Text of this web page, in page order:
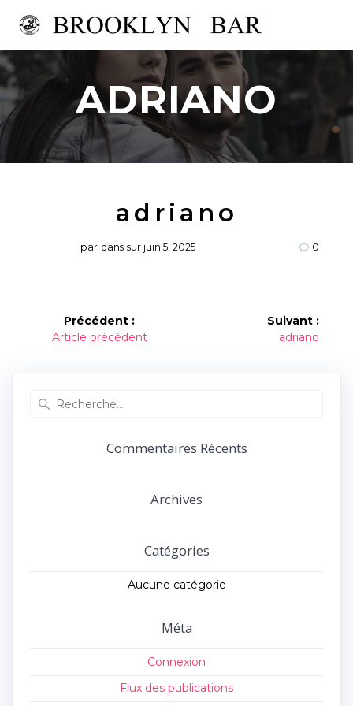
au
ADRIANO
adriano
par dans sur juin 5, 2025 0
Navigation
Précédent :
Article
Article précédent
Suivant :
Article
adriano
Commentaires Récents
Archives
Catégories
Aucune catégorie
Méta
Connexion
Flux des publications